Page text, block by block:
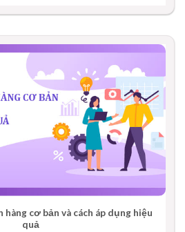
cơ bản và cách áp dụng hiệu
quả